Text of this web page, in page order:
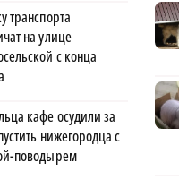
транспорта
на улице
с конца
кафе осудили за
нижегородца с
поводырем